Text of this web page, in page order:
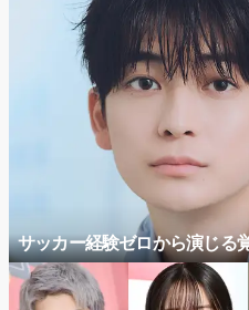
サッカー経験ゼロから演じる